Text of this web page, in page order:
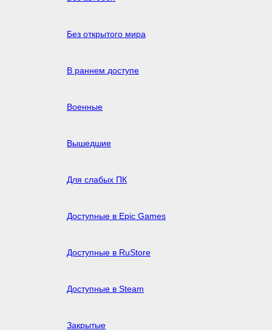
Без открытого мира
В раннем доступе
Военные
Вышедшие
Для слабых ПК
Доступные в Epic Games
Доступные в RuStore
Доступные в Steam
Закрытые